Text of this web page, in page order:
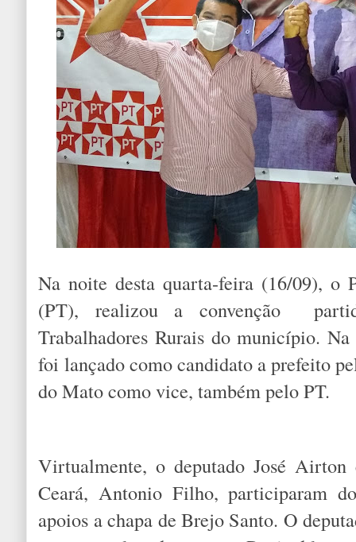
Na noite desta quarta-feira (16/09), o
(PT), realizou a convenção
Trabalhadores Rurais do município.
foi lançado como candidato a prefeito
do Mato como vice, também pelo PT.
Virtualmente, o deputado José
Ceará, Antonio Filho, participaram
apoios a chapa de Brejo Santo. O